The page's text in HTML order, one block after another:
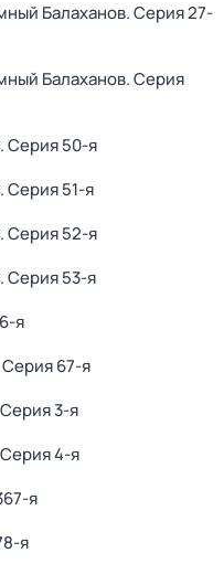
Балаханов. Серия 27-
Балаханов. Серия
. Серия 50-я
. Серия 51-я
. Серия 52-я
. Серия 53-я
я
Серия 67-я
3-я
4-я
я
я